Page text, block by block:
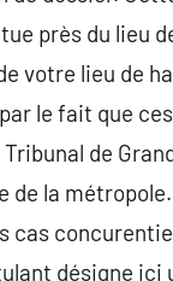
près du lieu
votre lieu de
le fait que
de
la
cas
désigne